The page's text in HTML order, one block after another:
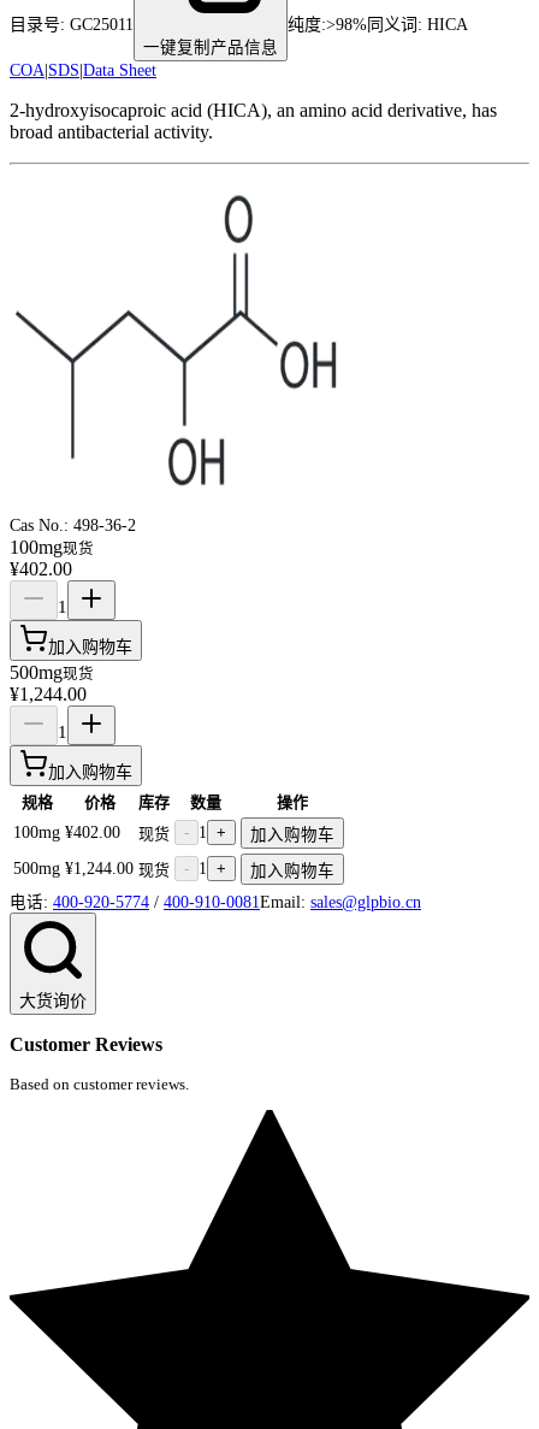
目录号: GC25011
一键复制产品信息
纯度:>98% 同义词: HICA
COA SDS Data Sheet
2-hydroxyisocaproic acid (HICA), an amino acid derivative, has
broad antibacterial activity.
Cas No.: 498-36-2
100mg现货
¥402.00
1
加入购物车
500mg现货
¥1,244.00
1
加入购物车
规格 价格 库存 数量
操作
100mg ¥402.00 现货 - 1 +
加入购物车
500mg ¥1,244.00 现货 - 1 +
加入购物车
电话: 400-920-5774 / 400-910-0081 Email: sales@glpbio.cn
大货询价
Customer Reviews
Based on customer reviews.